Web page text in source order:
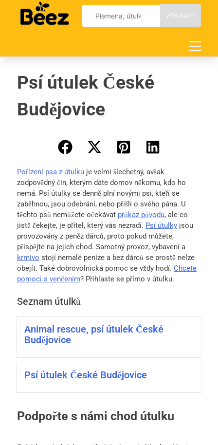
content
Vyhledávání
Psí útulek České
Budějovice
Pořízení psa z útulku je velmi šlechetný, avšak
zodpovědný čin, kterým dáte domov někomu, kdo ho
nemá. Psí útulky se denně plní novými psi, kteří se
zaběhnou, jsou odebrání, nebo přišli o svého pána. U
těchto psů nemůžete očekávat průkaz původu, ale co
jistě čekejte, je přítel, který vás nezradí. Psí útulky jsou
provozovány z peněz dárců, proto pokud můžete,
přispějte na jejich chod. Samotný provoz, vybavení a
krmivo stojí nemalé peníze a bez dárců se prostě nelze
obejít. Také dobrovolnická pomoc se vždy hodí. Chcete
pomoci s venčením? Přihlaste se přímo v útulku.
Seznam útulků
Animal rescue, psí útulek České
Budějovice
Psí útulek České Budějovice
Podpořte s námi chod útulku